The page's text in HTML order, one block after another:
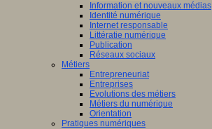
Information et nouveaux médias
Identité numérique
Internet responsable
Littératie numérique
Publication
Réseaux sociaux
Métiers
Entrepreneuriat
Entreprises
Evolutions des métiers
Métiers du numérique
Orientation
Pratiques numériques